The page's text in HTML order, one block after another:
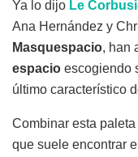
Ya lo dijo Le
Ana Hernández y
Masquespacio, han
espacio escogiendo
último característico
Combinar esta
que suele encontrar